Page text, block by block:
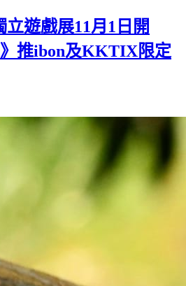
遊戲展11月1日開
推ibon及KKTIX限定